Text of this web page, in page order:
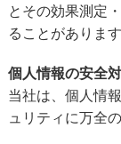
とその効果測定
ることがあります
個人情報の安全
当社は、個人情
ュリティに万全